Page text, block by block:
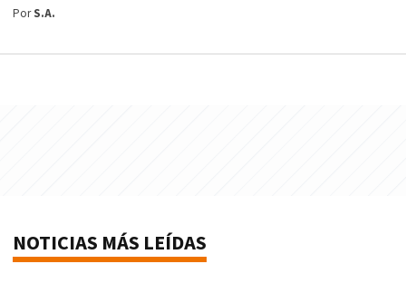
PorS.A.
NOTICIAS MÁS LEÍDAS